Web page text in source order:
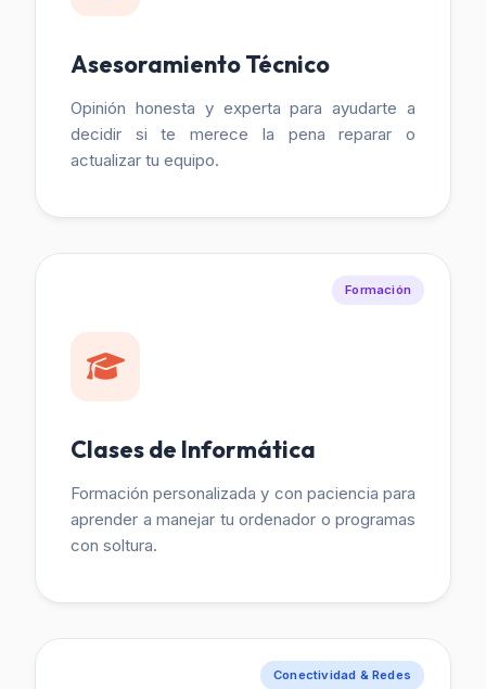
Asesoramiento Técnico
Opinión honesta y experta para ayudarte a
decidir si te merece la pena reparar o
actualizar tu equipo.
Formación
Clases de Informática
Formación personalizada y con paciencia para
aprender a manejar tu ordenador o programas
con soltura.
Conectividad & Redes